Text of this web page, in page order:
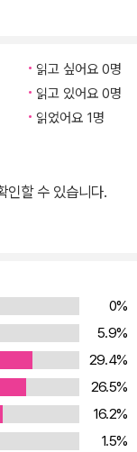
리와 의미를 위하여』,
』 등이 있다.
읽고 싶어요 0명
읽고 있어요 0명
읽었어요 1명
인할 수 있습니다.
0%
5.9%
29.4%
26.5%
16.2%
1.5%